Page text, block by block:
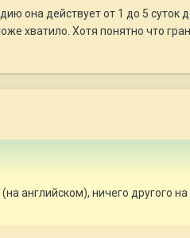
она действует от 1 до 5
хватило. Хотя понятно что
английском), ничего другого